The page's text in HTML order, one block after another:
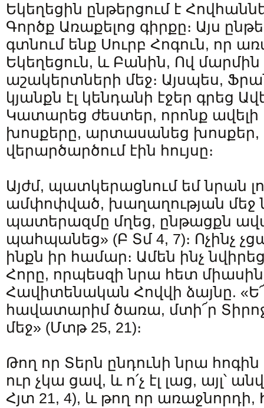
Եկեղեցին ընթերցում է
Գործք Առաքելոց գիրքը։ Այս
գտնում ենք Սուրբ Հոգուն, որ
Եկեղեցուն, և Բանին, Ով մարմին
աշակերտների մեջ։ Այսպես,
կյանքն էլ կենդանի էջեր գրեց
Կատարեց ժեստեր, որոնք ավելի
խոսքերը, արտասանեց խոսքեր,
վերարծարծում էին հույսը։
Այժմ, պատկերացնում եմ նրան
ամփոփված, խաղաղության մեջ
պատերազմը մղեց, ընթացքն
պահպանեց» (Բ Տմ 4, 7)։ Ոչինչ
ինքն իր համար։ Ամեն ինչ
Հորը, որպեսզի նրա հետ միասին
Հավիտենական Հովվի ձայնը.
հավատարիմ ծառա, մտի՜ր
մեջ» (Մտթ 25, 21)։
Թող որ Տերն ընդունի նրա
ուր չկա ցավ, և ո՛չ էլ լաց, այլ՝
Հյտ 21, 4), և թող որ առաջնորդի,